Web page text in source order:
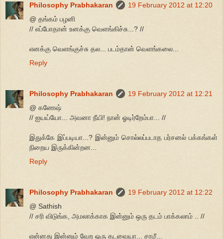
Philosophy Prabhakaran
19 February 2012 at 12:20
@ தங்கம் பழனி
// எப்போதான் உனக்கு வெளங்கிச்சு...? //
எனக்கு வெளங்குச்சு தல... படம்தான் வெளங்கலை...
Reply
Philosophy Prabhakaran
19 February 2012 at 12:21
@ கணேஷ்
// ஐயய்யோ... அவனா நீயி! நான் ஓடிர்றேம்பா... //
இதுக்கே இப்படியா...? இன்னும் சொல்லப்படாத பர்சனல் பக்கங்கள்
நிறைய இருக்கின்றன...
Reply
Philosophy Prabhakaran
19 February 2012 at 12:22
@ Sathish
// சரி விடுங்க, அமலாக்காக இன்னும் ஒரு தடம் பாக்கலாம் .. //
என்னது இன்னும் வேற ஒரு தடவையா... சாமீ...